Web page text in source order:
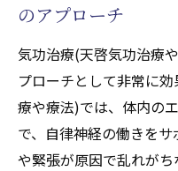
のアプローチ
気功治療(天啓気功治療
プローチとして非常に
療や療法)では、体内の
で、自律神経の働きを
や緊張が原因で乱れが